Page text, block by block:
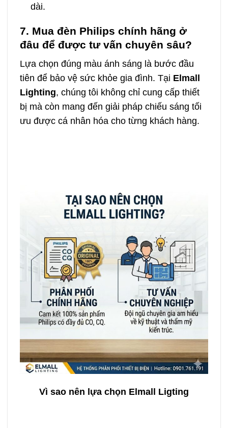
dài.
7. Mua đèn Philips chính hãng ở
đâu để được tư vấn chuyên sâu?
Lựa chọn đúng màu ánh sáng là bước đầu
tiên để bảo vệ sức khỏe gia đình. Tại Elmall
Lighting, chúng tôi không chỉ cung cấp thiết
bị mà còn mang đến giải pháp chiếu sáng tối
ưu được cá nhân hóa cho từng khách hàng.
Vì sao nên lựa chọn Elmall Ligting